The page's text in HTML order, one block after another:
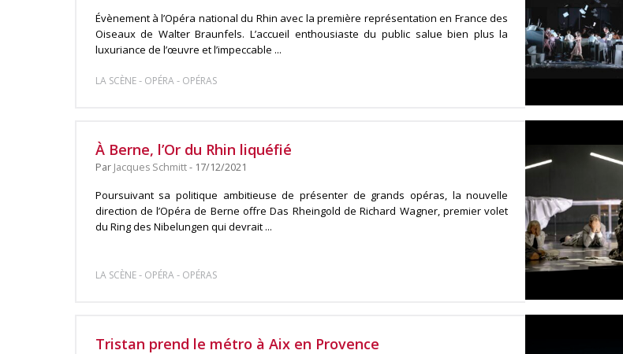
Évènement à l’Opéra national du Rhin avec la première représentation en France des
Oiseaux de Walter Braunfels. L’accueil enthousiaste du public salue bien plus la
luxuriance de l’œuvre et l’impeccable ...
LA SCÈNE- OPÉRA- OPÉRAS
À Berne, l’Or du Rhin liquéfié
Par Jacques Schmitt- 17/12/2021
Poursuivant sa politique ambitieuse de présenter de grands opéras, la nouvelle
direction de l’Opéra de Berne offre Das Rheingold de Richard Wagner, premier volet
du Ring des Nibelungen qui devrait ...
LA SCÈNE- OPÉRA- OPÉRAS
Tristan prend le métro à Aix en Provence